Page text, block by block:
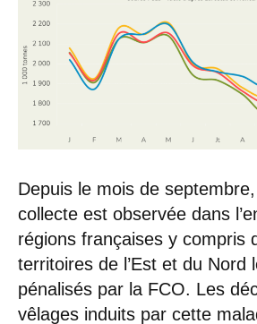
Depuis le mois de
collecte est observée dans
régions françaises y compris
territoires de l’Est et du Nord
pénalisés par la FCO. Les
vêlages induits par cette